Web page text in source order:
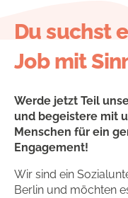
Du suchst
Job mit
Werde jetzt Teil
und begeistere mit
Menschen für ein
Engagement!
Wir sind ein
Berlin und möchten